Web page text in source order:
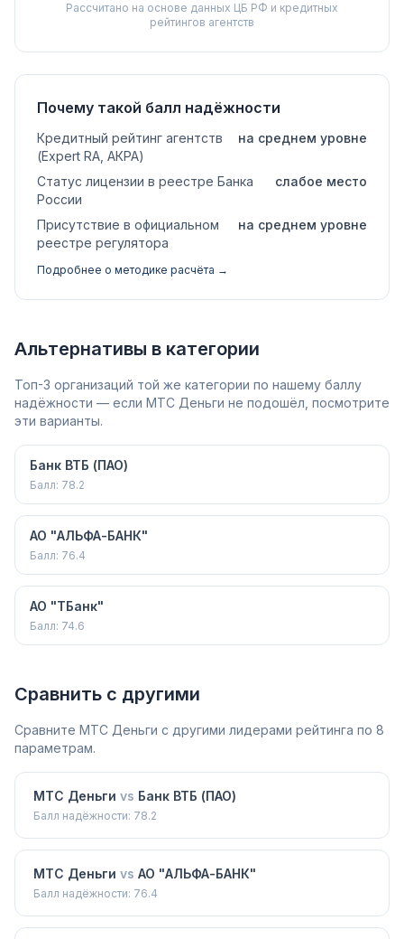
Рассчитано на основе данных ЦБ РФ и кредитных
рейтингов агентств
Почему такой балл надёжности
Кредитный рейтинг агентств
(Expert RA, АКРА)
на среднем уровне
Статус лицензии в реестре Банка
России
слабое место
Присутствие в официальном
реестре регулятора
на среднем уровне
Подробнее о методике расчёта →
Альтернативы в категории
Топ-3 организаций той же категории по нашему баллу
надёжности — если МТС Деньги не подошёл, посмотрите
эти варианты.
Банк ВТБ (ПАО)
Балл: 78.2
АО "АЛЬФА-БАНК"
Балл: 76.4
АО "ТБанк"
Балл: 74.6
Сравнить с другими
Сравните МТС Деньги с другими лидерами рейтинга по 8
параметрам.
МТС Деньги vs Банк ВТБ (ПАО)
Балл надёжности: 78.2
МТС Деньги vs АО "АЛЬФА-БАНК"
Балл надёжности: 76.4